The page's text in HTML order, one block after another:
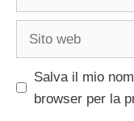
Sito
Salva il mio
browser per la